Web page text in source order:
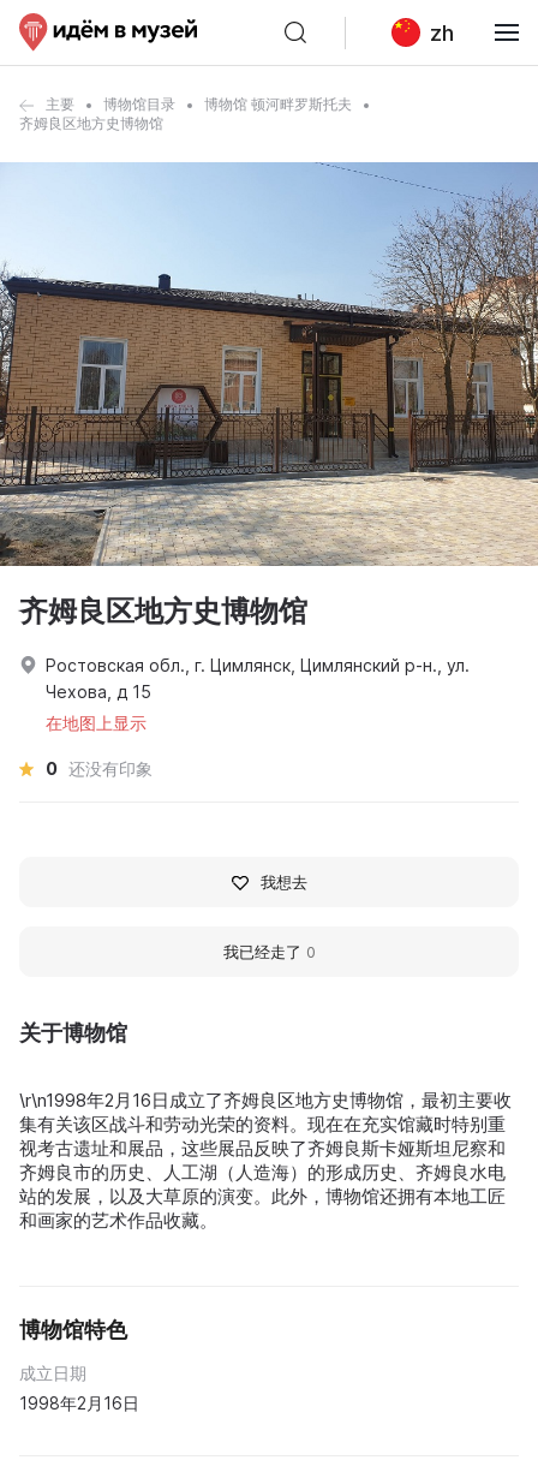
zh
主要 博物馆目录
博物馆 顿河畔罗斯托夫
齐姆良区地方史博物馆
关于博物馆
\r\n1998年2月16日成立了齐姆良区地方史博物馆，最初主要收
集有关该区战斗和劳动光荣的资料。现在在充实馆藏时特别重
视考古遗址和展品，这些展品反映了齐姆良斯卡娅斯坦尼察和
齐姆良市的历史、人工湖（人造海）的形成历史、齐姆良水电
站的发展，以及大草原的演变。此外，博物馆还拥有本地工匠
和画家的艺术作品收藏。
博物馆特色
成立日期
1998年2月16日
齐姆良区地方史博物馆
Ростовская обл., г. Цимлянск, Цимлянский р-н., ул.
Чехова, д 15
在地图上显示
0 还没有印象
我想去
我已经走了 0